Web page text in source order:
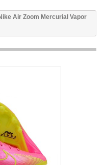
Air Zoom Mercurial Vapor